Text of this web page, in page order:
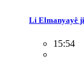
Li Elmanyayê
15:54